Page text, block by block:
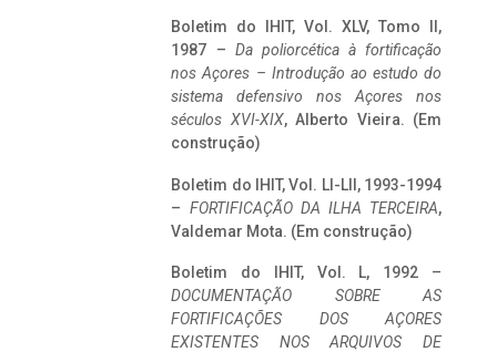
Boletim do IHIT, Vol. XLV, Tomo II,
1987 – Da poliorcética à fortificação
nos Açores – Introdução ao estudo do
sistema defensivo nos Açores nos
séculos XVI-XIX, Alberto Vieira. (Em
construção)
Boletim do IHIT, Vol. LI-LII, 1993-1994
– FORTIFICAÇÃO DA ILHA TERCEIRA,
Valdemar Mota. (Em construção)
Boletim do IHIT, Vol. L, 1992 –
DOCUMENTAÇÃO SOBRE AS
FORTIFICAÇÕES DOS AÇORES
EXISTENTES NOS ARQUIVOS DE